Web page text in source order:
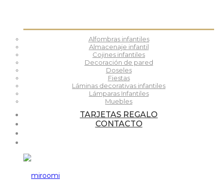
Alfombras infantiles
Almacenaje infantil
Cojines infantiles
Decoración de pared
Doseles
Fiestas
Láminas decorativas infantiles
Lámparas Infantiles
Muebles
TARJETAS REGALO
CONTACTO